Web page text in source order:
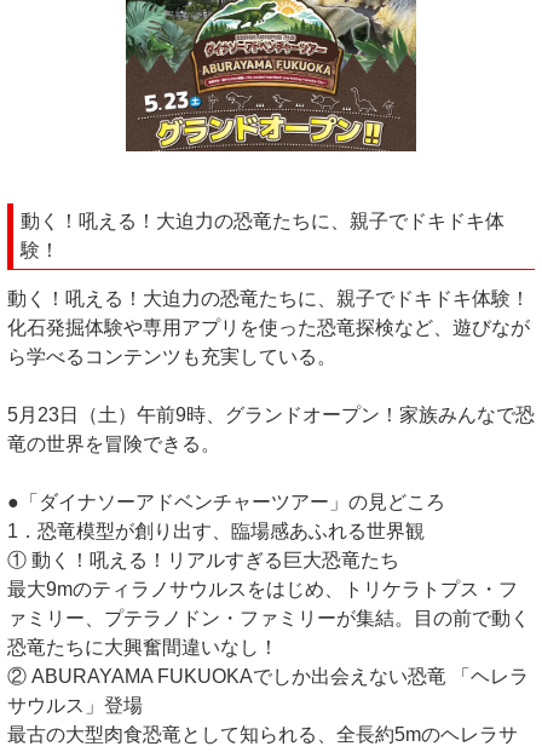
動く！吼える！大迫力の恐竜たちに、親子でドキドキ体
験！
動く！吼える！大迫力の恐竜たちに、親子でドキドキ体験！
化石発掘体験や専用アプリを使った恐竜探検など、遊びなが
ら学べるコンテンツも充実している。
5月23日（土）午前9時、グランドオープン！家族みんなで恐
竜の世界を冒険できる。
●「ダイナソーアドベンチャーツアー」の見どころ
1．恐竜模型が創り出す、臨場感あふれる世界観
① 動く！吼える！リアルすぎる巨大恐竜たち
最大9mのティラノサウルスをはじめ、トリケラトプス・フ
ァミリー、プテラノドン・ファミリーが集結。目の前で動く
恐竜たちに大興奮間違いなし！
② ABURAYAMA FUKUOKAでしか出会えない恐竜 「ヘレラ
サウルス」登場
最古の大型肉食恐竜として知られる、全長約5mのヘレラサ